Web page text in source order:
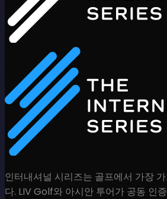
인터내셔널 시리즈는 골프에서 가장
다. LIV Golf와 아시안 투어가 공동 인